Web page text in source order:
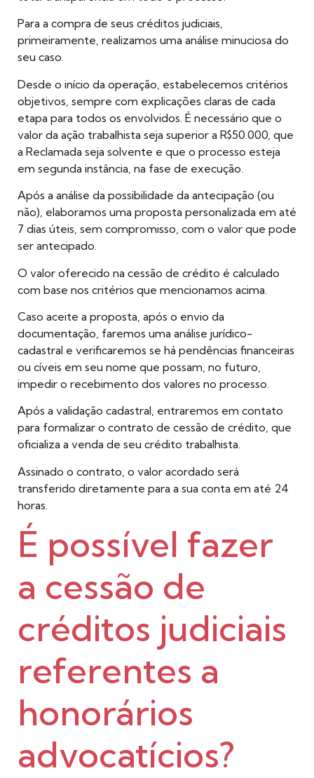
Para a compra de seus créditos judiciais,
primeiramente, realizamos uma análise minuciosa do
seu caso.
Desde o início da operação, estabelecemos critérios
objetivos, sempre com explicações claras de cada
etapa para todos os envolvidos. É necessário que o
valor da ação trabalhista seja superior a R$50.000, que
a Reclamada seja solvente e que o processo esteja
em segunda instância, na fase de execução.
Após a análise da possibilidade da antecipação (ou
não), elaboramos uma proposta personalizada em até
7 dias úteis, sem compromisso, com o valor que pode
ser antecipado.
O valor oferecido na cessão de crédito é calculado
com base nos critérios que mencionamos acima.
Caso aceite a proposta, após o envio da
documentação, faremos uma análise jurídico-
cadastral e verificaremos se há pendências financeiras
ou cíveis em seu nome que possam, no futuro,
impedir o recebimento dos valores no processo.
Após a validação cadastral, entraremos em contato
para formalizar o contrato de cessão de crédito, que
oficializa a venda de seu crédito trabalhista.
Assinado o contrato, o valor acordado será
transferido diretamente para a sua conta em até 24
horas.
É possível fazer
a cessão de
créditos judiciais
referentes a
honorários
advocatícios?